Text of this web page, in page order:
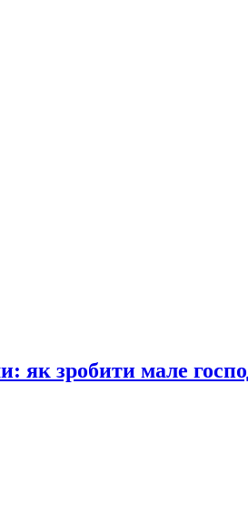
як зробити мале